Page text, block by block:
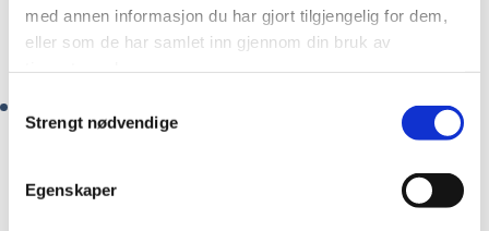
med annen informasjon du har gjort tilgjengelig for dem,
eller som de har samlet inn gjennom din bruk av
Strengt nødvendige
Egenskaper
Les felles pressemelding med Balaji og Ethos
her
Last ned
er et selskap fra Sri Lanka, som har etablert
seg i Kenya, Etiopia og Egypt, med over 10 000
barneklær og sportsklær for flere kjente merker.